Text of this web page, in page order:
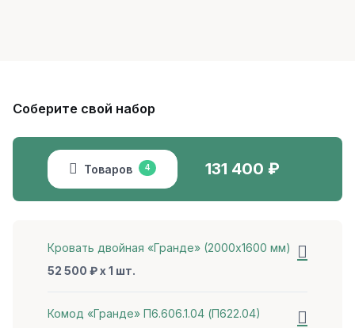
Соберите свой набор
Товаров 4 131 400 ₽
Кровать двойная «Гранде» (2000x1600 мм)
52 500 ₽ x 1 шт.
Комод «Гранде» П6.606.1.04 (П622.04)